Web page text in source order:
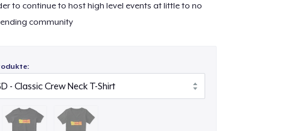
to continue to host high level events at little to no
community